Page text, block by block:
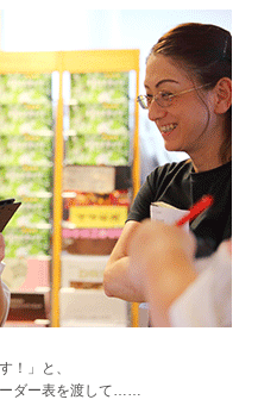
！」と、
ーダー表を渡して……